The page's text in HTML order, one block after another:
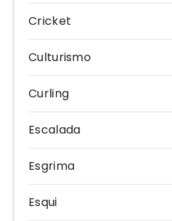
Cricket
Culturismo
Curling
Escalada
Esgrima
Esqui